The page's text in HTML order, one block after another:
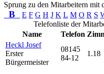
Sprung zu den Mitarbeitern mit
B E F G H J K L M O R S
Telefonliste der
Name
Telefon
Heckl Josef
Erster
Bürgermeister
08145
84-12
1.18